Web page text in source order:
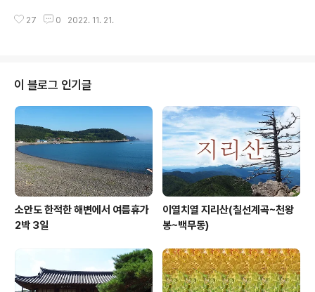
게 옳다고 생각하오. 그 뒤, 진나라가 다른 나라에게 침략당
생에서 96%의 걱정거리는 쓸데없는 것들이라면서 우리가
기 숫자에서 남는 나머지 4%만이 우리가 고민하고 대처해
야 할 진짜 걱정거리라고 합니다. 걱정이 많아지면 삶의 가
치도 파괴되고 일상이 흐트러지게 됩니다. 그러나 참으로
딱한 것은 이런 내용을 아무리 이해하더라도 걱정은 늘 내
맘속에 남아있다는 점입니다. 이때 니체의 말이 떠 오르는
데 그는 '인간은 죽을때까정 커다..
27 0 2022. 11. 21.
이 블로그 인기글
소안도 한적한 해변에서 여름휴가
2박 3일
이열치열 지리산(칠선계곡~천왕
봉~백무동)